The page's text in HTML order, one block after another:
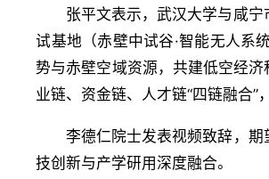
张平文表示，武汉大学与咸
试基地（赤壁中试谷·智能无人系
势与赤壁空域资源，共建低空经
业链、资金链、人才链“四链融合”
李德仁院士发表视频致辞，
技创新与产学研用深度融合。